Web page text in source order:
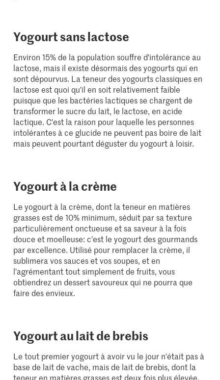
Yogourt sans lactose
Environ 15% de la population souffre d'intolérance au
lactose, mais il existe désormais des yogourts qui en
sont dépourvus. La teneur des yogourts classiques en
lactose est quoi qu'il en soit relativement faible
puisque que les bactéries lactiques se chargent de
transformer le sucre du lait, le lactose, en acide
lactique. C'est la raison pour laquelle les personnes
intolérantes à ce glucide ne peuvent pas boire de lait
mais peuvent pourtant déguster du yogourt à loisir.
Yogourt à la crème
Le yogourt à la crème, dont la teneur en matières
grasses est de 10% minimum, séduit par sa texture
particulièrement onctueuse et sa saveur à la fois
douce et moelleuse: c'est le yogourt des gourmands
par excellence. Utilisé pour remplacer la crème, il
sublimera vos sauces et vos soupes, et en
l'agrémentant tout simplement de fruits, vous
obtiendrez un dessert savoureux qui ne pourra que
faire des envieux.
Yogourt au lait de brebis
Le tout premier yogourt à avoir vu le jour n'était pas à
base de lait de vache, mais de lait de brebis, dont la
teneur en matières grasses est deux fois plus élevée.